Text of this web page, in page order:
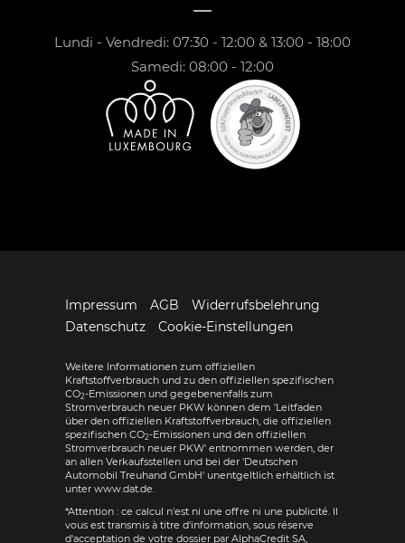
Lundi - Vendredi: 07:30 - 12:00 & 13:00 - 18:00
Samedi: 08:00 - 12:00
Impressum AGB
Widerrufsbelehrung
Datenschutz
Cookie-Einstellungen
Weitere Informationen zum offiziellen
Kraftstoffverbrauch und zu den offiziellen spezifischen
CO2-Emissionen und gegebenenfalls zum
Stromverbrauch neuer PKW können dem 'Leitfaden
über den offiziellen Kraftstoffverbrauch, die offiziellen
spezifischen CO2-Emissionen und den offiziellen
Stromverbrauch neuer PKW' entnommen werden, der
an allen Verkaufsstellen und bei der 'Deutschen
Automobil Treuhand GmbH' unentgeltlich erhältlich ist
unter www.dat.de.
*Attention : ce calcul n'est ni une offre ni une publicité. Il
vous est transmis à titre d'information, sous réserve
d'acceptation de votre dossier par AlphaCredit SA,